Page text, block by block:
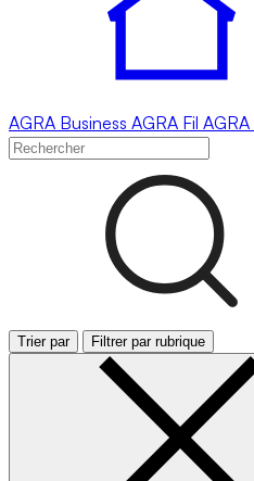
AGRA Business AGRA Fil AGRA
Trier par Filtrer par rubrique